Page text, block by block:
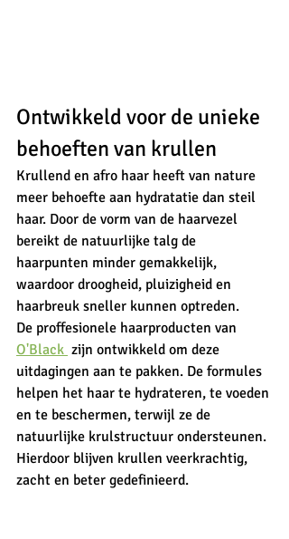
Ontwikkeld voor de unieke
behoeften van krullen
Krullend en afro haar heeft van nature
meer behoefte aan hydratatie dan steil
haar. Door de vorm van de haarvezel
bereikt de natuurlijke talg de
haarpunten minder gemakkelijk,
waardoor droogheid, pluizigheid en
haarbreuk sneller kunnen optreden.
De proffesionele haarproducten van
O'Black zijn ontwikkeld om deze
uitdagingen aan te pakken. De formules
helpen het haar te hydrateren, te voeden
en te beschermen, terwijl ze de
natuurlijke krulstructuur ondersteunen.
Hierdoor blijven krullen veerkrachtig,
zacht en beter gedefinieerd.